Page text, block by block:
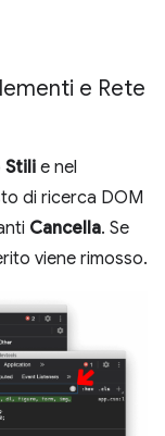
e Rete
Stili e nel
di ricerca DOM
Cancella. Se
viene rimosso.